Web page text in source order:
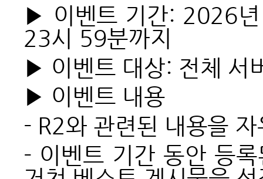
▶ 이벤트 기간: 2026
23시 59분까지
▶ 이벤트 대상: 전체 서
▶ 이벤트 내용
- R2와 관련된 내용을
- 이벤트 기간 동안 등